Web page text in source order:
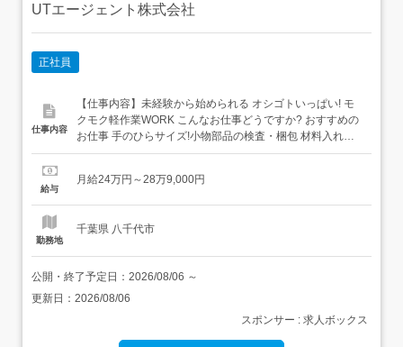
UTエージェント株式会社
正社員
仕事内容
【仕事内容】未経験から始められる オシゴトいっぱい! モ
クモク軽作業WORK こんなお仕事どうですか? おすすめの
お仕事 手のひらサイズ!小物部品の検査・梱包 材料入れる
など…カンタンな食品製造 機械に材料をセット→あとは機
「座り作業がいい」「人とコミュニケーションを取るのが
給与
月給24万円～28万9,000円
勤務地
千葉県 八千代市
公開・終了予定日： 2026/08/06 ～
更新日： 2026/08/06
スポンサー : 求人ボックス